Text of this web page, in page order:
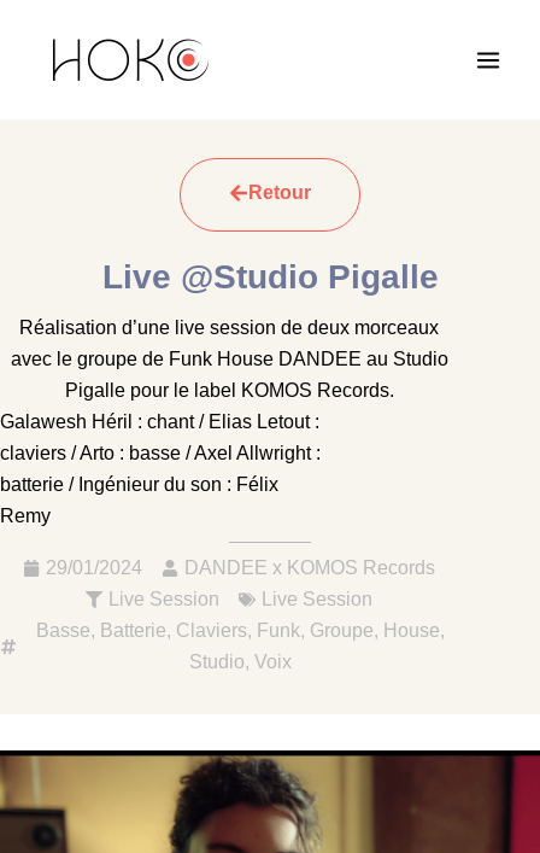
contenu
Retour
Live @Studio Pigalle
Réalisation d’une live session de deux morceaux
avec le groupe de Funk House DANDEE au Studio
Pigalle pour le label KOMOS Records.
Galawesh Héril : chant / Elias Letout :
claviers / Arto : basse / Axel Allwright :
batterie / Ingénieur du son : Félix
Remy
29/01/2024
DANDEE x KOMOS Records
Live Session
Live Session
Basse, Batterie, Claviers, Funk, Groupe, House,
Studio,Voix